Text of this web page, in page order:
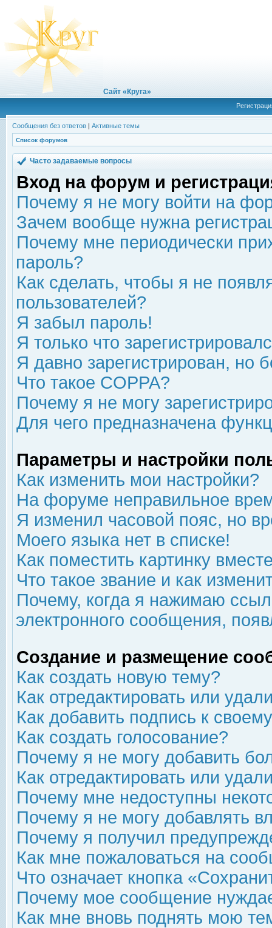
Сайт «Круга»
Сообщения без ответов | Активные темы
Список форумов
Часто задаваемые вопросы
Вход на форум и
Почему я не могу войти на
Зачем вообще нужна
Почему мне периодически
пароль?
Как сделать, чтобы я не
пользователей?
Я забыл пароль!
Я только что
Я давно зарегистрирован, но
Что такое COPPA?
Почему я не могу
Для чего предназначена
Параметры и настройки
Как изменить мои настройки?
На форуме неправильное
Я изменил часовой пояс, но
Моего языка нет в списке!
Как поместить картинку
Что такое звание и как
Почему, когда я нажимаю
электронного сообщения,
Создание и размещение
Как создать новую тему?
Как отредактировать или
Как добавить подпись к
Как создать голосование?
Почему я не могу добавить
Как отредактировать или
Почему мне недоступны
Почему я не могу добавлять
Почему я получил
Как мне пожаловаться на
Что означает кнопка
Почему мое сообщение
Как мне вновь поднять мою